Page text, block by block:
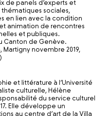
de panels d’experts et
sociales,
en lien avec la condition
animation de rencontres
et publiques.
Canton de Genève.
Martigny novembre 2019,
et littérature à l’Université
culturelle, Hélène
du service culturel
Elle développe un
au centre d’art de la Villa